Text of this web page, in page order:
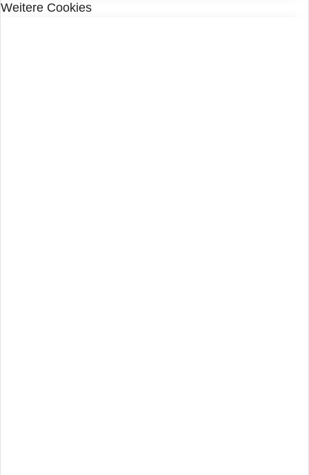
Weitere Cookies